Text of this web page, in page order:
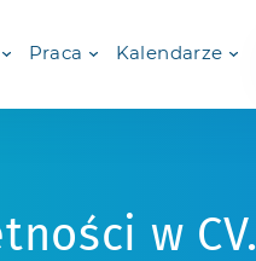
Praca Kalendarze
w